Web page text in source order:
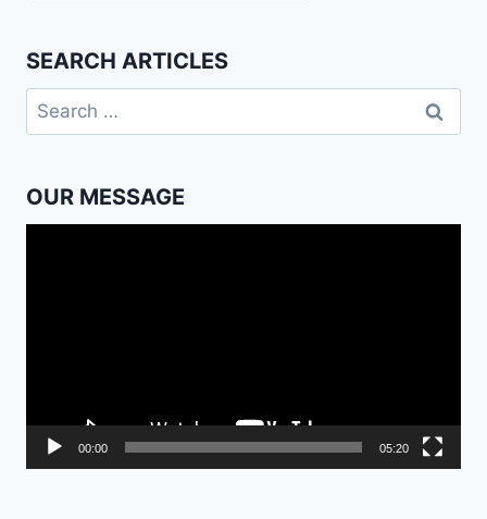
SEARCH ARTICLES
Search
for:
OUR MESSAGE
00:00 05:20